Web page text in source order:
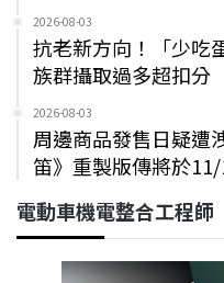
2026-08-03
抗老新方向！「少吃
族群攝取過多超扣分
2026-08-03
周邊商品發售日疑遭
笛》重製版傳將於
電動車機電整合工程師